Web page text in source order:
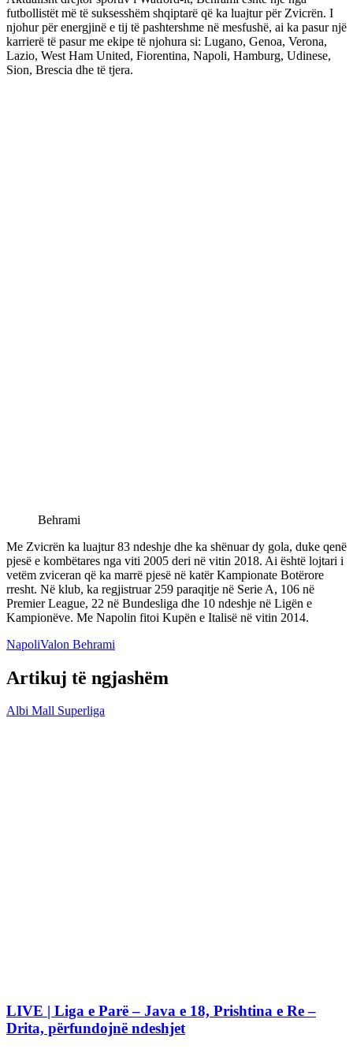
futbollistët më të suksesshëm shqiptarë që ka luajtur për Zvicrën. I
njohur për energjinë e tij të pashtershme në mesfushë, ai ka pasur një
karrierë të pasur me ekipe të njohura si: Lugano, Genoa, Verona,
Lazio, West Ham United, Fiorentina, Napoli, Hamburg, Udinese,
Sion, Brescia dhe të tjera.
Behrami
Me Zvicrën ka luajtur 83 ndeshje dhe ka shënuar dy gola, duke qenë
pjesë e kombëtares nga viti 2005 deri në vitin 2018. Ai është lojtari i
vetëm zviceran që ka marrë pjesë në katër Kampionate Botërore
rresht. Në klub, ka regjistruar 259 paraqitje në Serie A, 106 në
Premier League, 22 në Bundesliga dhe 10 ndeshje në Ligën e
Kampionëve. Me Napolin fitoi Kupën e Italisë në vitin 2014.
NapoliValon Behrami
Artikuj të ngjashëm
Albi Mall Superliga
LIVE | Liga e Parë – Java e 18, Prishtina e Re –
Drita, përfundojnë ndeshjet